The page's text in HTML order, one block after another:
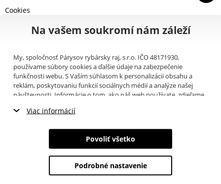
Cookies
Na vašem soukromí nám záleží
My, spoločnosť Párysov rybársky raj, s.r.o. IČO 48171930,
používame súbory cookies a ďalšie údaje na zabezpečenie
funkčnosti webu. S Vaším súhlasom k personalizácii obsahu a
reklám, poskytovaniu funkcií sociálnych médií a analýze našej
návštevnosti. Informácie o tom, ako náš web používate, zdieľame
(napríklad Google).Tu
informáciami, ktoré ste im poskytli alebo ktoré získali v dôsledku
toho, že používate ich služby. Tieto údaje zahŕňajú cookies, dáta z
ďalších úložísk, IP adresu a ďalšie informácie spojené s prezeraním
Viac informácií
Nevyhnutné cookies
Marketingové cookies
Povoliť všetko
Podrobné nastavenie